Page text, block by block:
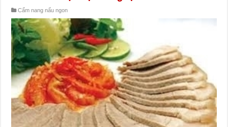
Cẩm nang nấu ngon